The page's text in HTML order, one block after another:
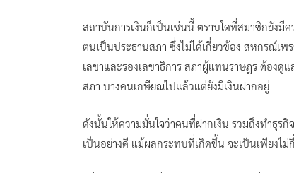
สถาบันการเงินก็เป็นเช่นนี้ ตราบใดที่สมาชิกยังมี
ตนเป็นประธานสภา ซึ่งไม่ได้เกี่ยวข้อง สหกรณ์เพ
เลขาและรองเลขาธิการ สภาผู้แทนราษฎร ต้อง
สภา บางคนเกษียณไปแล้วแต่ยังมีเงินฝากอยู่
ดังนั้นให้ความมั่นใจว่าคนที่ฝากเงิน รวมถึงทำธุร
เป็นอย่างดี แม้ผลกระทบที่เกิดขึ้น จะเป็นเพียงไ